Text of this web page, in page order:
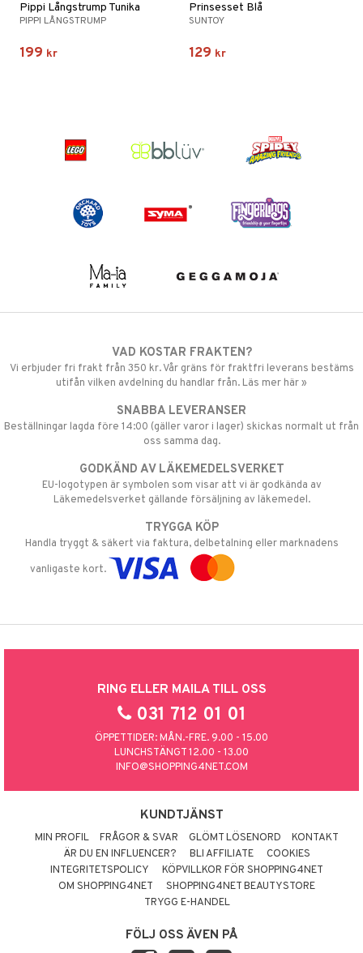
Pippi Långstrump Tunika
PIPPI LÅNGSTRUMP
199 kr
Prinsesset Blå
SUNTOY
129 kr
VAD KOSTAR FRAKTEN?
Vi erbjuder fri frakt från 350 kr. Vår gräns för fraktfri leverans bestäms
utifån vilken avdelning du handlar från. Läs mer här »
SNABBA LEVERANSER
Beställningar lagda före 14:00 (gäller varor i lager) skickas normalt ut från
oss samma dag.
GODKÄND AV LÄKEMEDELSVERKET
EU-logotypen är symbolen som visar att vi är godkända av
Läkemedelsverket gällande försäljning av läkemedel.
TRYGGA KÖP
Handla tryggt & säkert via faktura, delbetalning eller marknadens
vanligaste kort.
RING ELLER MAILA TILL OSS
031 712 01 01
ÖPPETTIDER: MÅN.-FRE. 9.00 - 15.00
LUNCHSTÄNGT 12.00 - 13.00
INFO@SHOPPING4NET.COM
KUNDTJÄNST
MIN PROFIL FRÅGOR & SVAR GLÖMT LÖSENORD
KONTAKT
ÄR DU EN INFLUENCER?
BLI AFFILIATE
COOKIES
INTEGRITETSPOLICY
KÖPVILLKOR FÖR SHOPPING4NET
OM SHOPPING4NET
SHOPPING4NET BEAUTYSTORE
TRYGG E-HANDEL
FÖLJ OSS ÄVEN PÅ